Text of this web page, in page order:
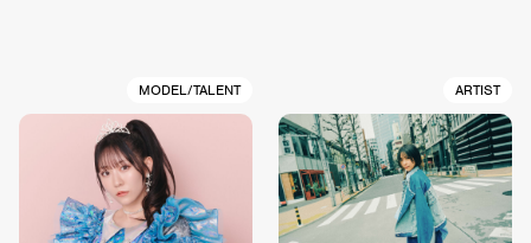
MODEL/TALENT ARTIST